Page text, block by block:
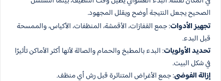
الصحيح يجعل النتيجة أوضح ويقلل المجهود.
تجهيز الأدوات: جمع القفازات، الأقمشة، المنظفات، الأكياس، والممسحة
قبل البدء.
تحديد الأولويات: البدء بالمطبخ والحمام والصالة لأنها أكثر الأماكن تأثيرًا
في شكل البيت.
إزالة الفوضى: جمع الأغراض المتناثرة قبل رش أي منظف.